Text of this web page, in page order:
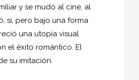
y se mudó al cine, al
sí, pero bajo una forma
una utopía visual
el éxito romántico. El
su imitación.